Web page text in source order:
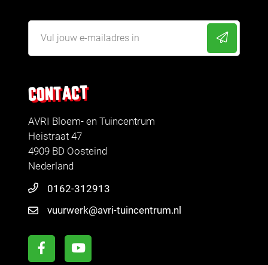
CONTACT
AVRI Bloem- en Tuincentrum
Heistraat 47
4909 BD Oosteind
Nederland
0162-312913
vuurwerk@avri-tuincentrum.nl